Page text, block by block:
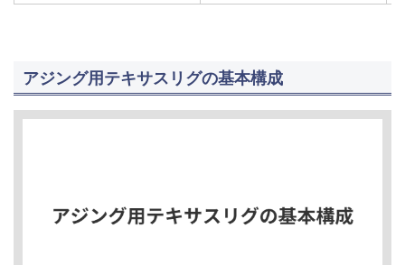
アジング用テキサスリグの基本構成